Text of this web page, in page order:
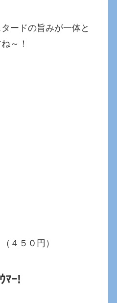
ードの旨みが一体と
～！
（４５０円）
ﾏｰ!